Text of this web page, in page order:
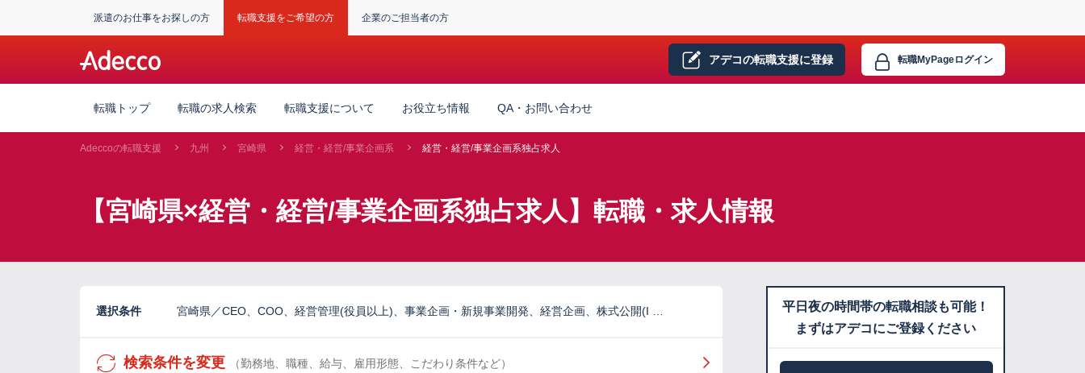
派遣のお仕事をお探しの方 転職支援をご希望の方 企業のご担当者の方
アデコの転職支援に登録 転職MyPageログイン
転職トップ 転職の求人検索 転職支援について お役立ち情報 QA・お問い合わせ
Adeccoの転職支援 九州 宮崎県 経営・経営/事業企画系 経営・経営/事業企画系独占求人
【宮崎県×経営・経営/事業企画系独占求人】転職・求人情報
選択条件 宮崎県／CEO、COO、経営管理(役員以上)、事業企画・新規事業開発、経営企画、株式公開(I …
検索条件を変更 （勤務地、職種、給与、雇用形態、こだわり条件など）
平日夜の時間帯の転職相談も可能！
まずはアデコにご登録ください